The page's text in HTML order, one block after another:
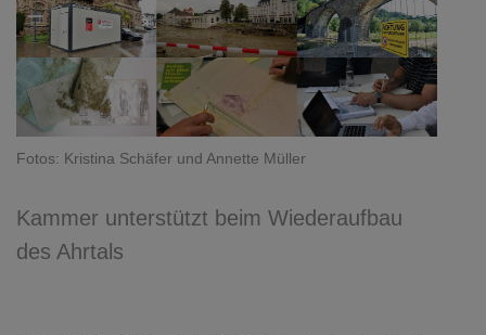
Fotos: Kristina Schäfer und Annette Müller
Kammer unterstützt beim Wiederaufbau
des Ahrtals